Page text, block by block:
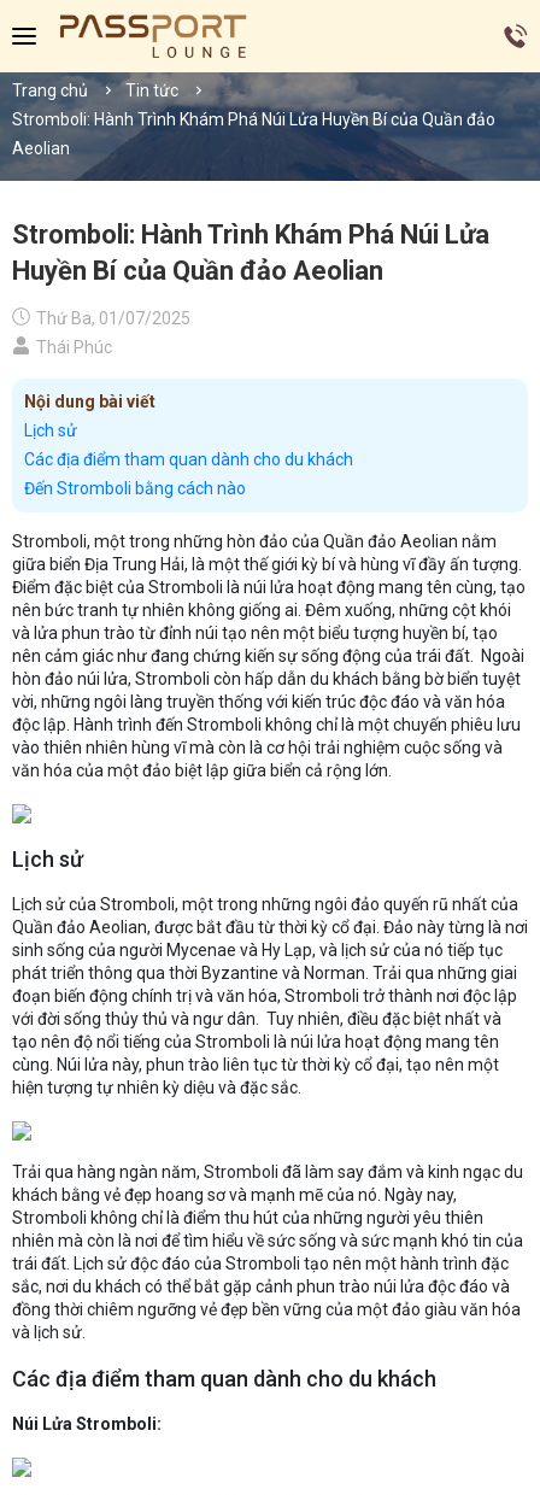
Trang chủ
Tin tức
Stromboli: Hành Trình Khám Phá Núi Lửa Huyền Bí của Quần đảo
Aeolian
Stromboli: Hành Trình Khám Phá Núi Lửa
Huyền Bí của Quần đảo Aeolian
Thứ Ba, 01/07/2025
Thái Phúc
Nội dung bài viết
Lịch sử
Các địa điểm tham quan dành cho du khách
Đến Stromboli bằng cách nào
Stromboli, một trong những hòn đảo của Quần đảo Aeolian nằm
giữa biển Địa Trung Hải, là một thế giới kỳ bí và hùng vĩ đầy ấn tượng.
Điểm đặc biệt của Stromboli là núi lửa hoạt động mang tên cùng, tạo
nên bức tranh tự nhiên không giống ai. Đêm xuống, những cột khói
và lửa phun trào từ đỉnh núi tạo nên một biểu tượng huyền bí, tạo
nên cảm giác như đang chứng kiến sự sống động của trái đất. Ngoài
hòn đảo núi lửa, Stromboli còn hấp dẫn du khách bằng bờ biển tuyệt
vời, những ngôi làng truyền thống với kiến trúc độc đáo và văn hóa
độc lập. Hành trình đến Stromboli không chỉ là một chuyến phiêu lưu
vào thiên nhiên hùng vĩ mà còn là cơ hội trải nghiệm cuộc sống và
văn hóa của một đảo biệt lập giữa biển cả rộng lớn.
Lịch sử
Lịch sử của Stromboli, một trong những ngôi đảo quyến rũ nhất của
Quần đảo Aeolian, được bắt đầu từ thời kỳ cổ đại. Đảo này từng là nơi
sinh sống của người Mycenae và Hy Lạp, và lịch sử của nó tiếp tục
phát triển thông qua thời Byzantine và Norman. Trải qua những giai
đoạn biến động chính trị và văn hóa, Stromboli trở thành nơi độc lập
với đời sống thủy thủ và ngư dân. Tuy nhiên, điều đặc biệt nhất và
tạo nên độ nổi tiếng của Stromboli là núi lửa hoạt động mang tên
cùng. Núi lửa này, phun trào liên tục từ thời kỳ cổ đại, tạo nên một
hiện tượng tự nhiên kỳ diệu và đặc sắc.
Trải qua hàng ngàn năm, Stromboli đã làm say đắm và kinh ngạc du
khách bằng vẻ đẹp hoang sơ và mạnh mẽ của nó. Ngày nay,
Stromboli không chỉ là điểm thu hút của những người yêu thiên
nhiên mà còn là nơi để tìm hiểu về sức sống và sức mạnh khó tin của
trái đất. Lịch sử độc đáo của Stromboli tạo nên một hành trình đặc
sắc, nơi du khách có thể bắt gặp cảnh phun trào núi lửa độc đáo và
đồng thời chiêm ngưỡng vẻ đẹp bền vững của một đảo giàu văn hóa
và lịch sử.
Các địa điểm tham quan dành cho du khách
Núi Lửa Stromboli: